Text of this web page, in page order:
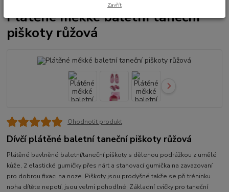
Plátěné měkké baletní taneční
piškoty růžová
Ohodnotit produkt
Dívčí plátěné baletní taneční piškoty růžová
Plátěné bavlněné baletní/taneční piškoty s dělenou podrážkou z umělé
kůže, 2 elastické gumičky přes nárt a stahovací gumička na zavazovaní
pro dobrou fixaci na noze. Piškoty jsou prodyšné takže se při tréninku
noha dítěte nepotí, jsou velmi pohodlné. Základní cvičky pro taneční
Zavřít